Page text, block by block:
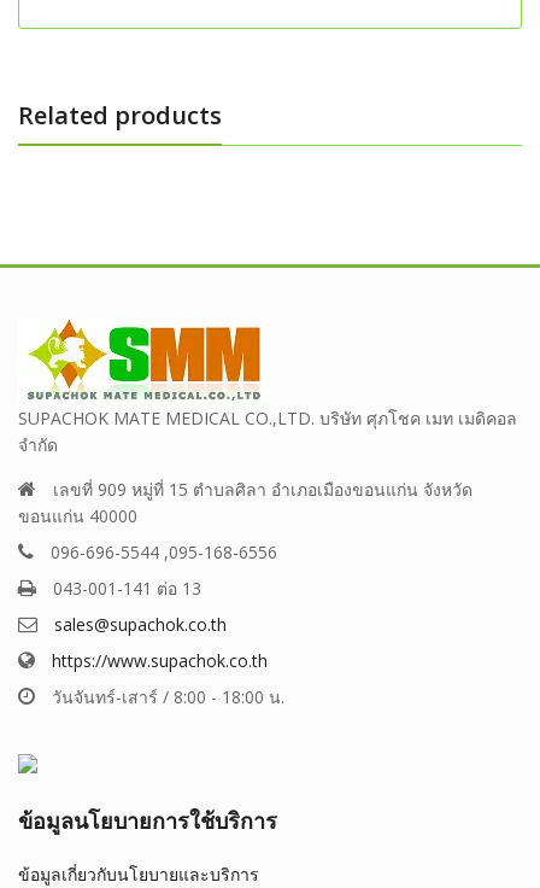
Related products
SUPACHOK MATE MEDICAL CO.,LTD. บริษัท ศุภโชค เมท เมดิคอล
จำกัด
เลขที่ 909 หมู่ที่ 15 ตำบลศิลา อำเภอเมืองขอนแก่น จังหวัด
ขอนแก่น 40000
096-696-5544 ,095-168-6556
043-001-141 ต่อ 13
sales@supachok.co.th
https://www.supachok.co.th
วันจันทร์-เสาร์ / 8:00 - 18:00 น.
ข้อมูลนโยบายการใช้บริการ
ข้อมูลเกี่ยวกับนโยบายและบริการ